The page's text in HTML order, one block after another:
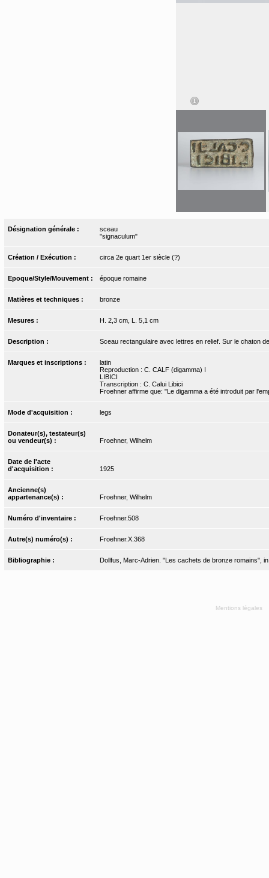
Désignation générale :
sceau
"signaculum"
Création / Exécution : circa 2e quart 1er siècle (?)
Epoque/Style/Mouvement : époque romaine
Matières et techniques : bronze
Mesures : H. 2,3 cm, L. 5,1 cm
Description : Sceau rectangulaire avec lettres en relief. Sur le chaton
Marques et inscriptions :
latin
Reproduction : C. CALF (digamma) I
LIBICI
Transcription : C. Calui Libici
Froehner affirme que: "Le digamma a été introduit par
Mode d'acquisition : legs
Donateur(s), testateur(s)
ou vendeur(s) :
Froehner, Wilhelm
Date de l'acte
d'acquisition :
1925
Ancienne(s)
appartenance(s) :
Froehner, Wilhelm
Numéro d'inventaire : Froehner.508
Autre(s) numéro(s) : Froehner.X.368
Bibliographie : Dollfus, Marc-Adrien. "Les cachets de bronze romains",
Mentions légales